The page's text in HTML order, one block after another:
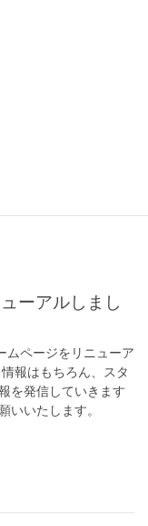
ムページをリニューア
報はもちろん、スタ
を発信していきます
いいたします。